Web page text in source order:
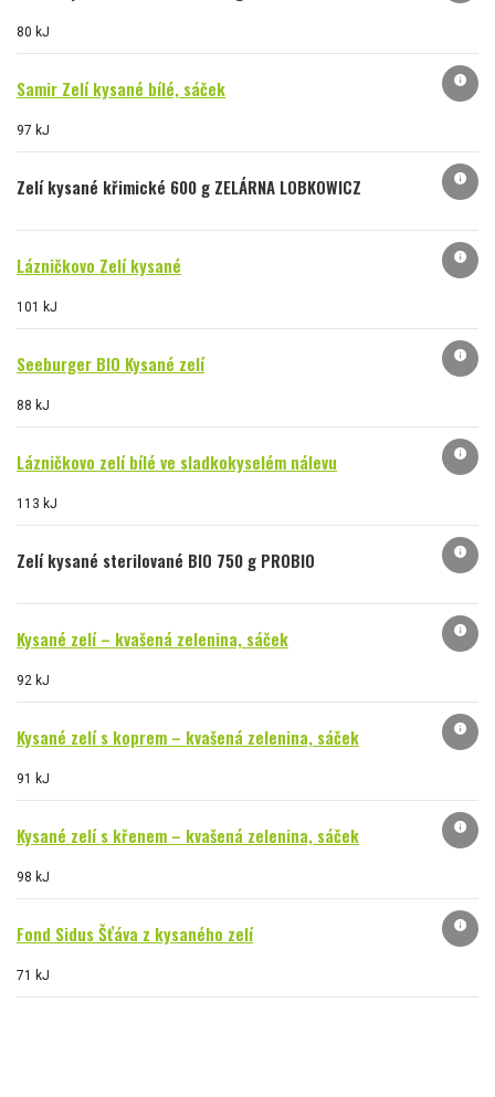
80 kJ
Samir Zelí kysané bílé, sáček
97 kJ
info
Zelí kysané křimické 600 g ZELÁRNA LOBKOWICZ info
Lázničkovo Zelí kysané
101 kJ
info
Seeburger BIO Kysané zelí
88 kJ
info
Lázničkovo zelí bílé ve sladkokyselém nálevu
113 kJ
info
Zelí kysané sterilované BIO 750 g PROBIO info
Kysané zelí – kvašená zelenina, sáček
92 kJ
info
Kysané zelí s koprem – kvašená zelenina, sáček
91 kJ
info
Kysané zelí s křenem – kvašená zelenina, sáček
98 kJ
info
Fond Sidus Šťáva z kysaného zelí
71 kJ
info